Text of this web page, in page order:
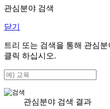
관심분야 검색
닫기
트리 또는 검색을 통해 관심
클릭 하십시오.
관심분야 검색 결과